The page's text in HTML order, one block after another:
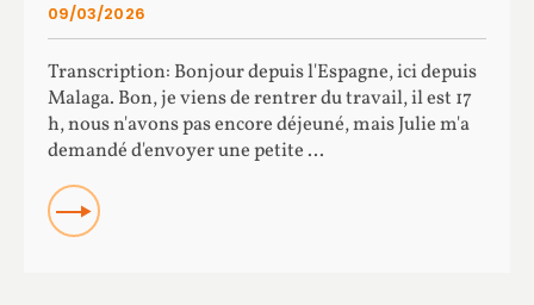
Transcription: Bonjour depuis l'Espagne, ici depuis
Malaga. Bon, je viens de rentrer du travail, il est 17
h, nous n'avons pas encore déjeuné, mais Julie m'a
demandé d'envoyer une petite ...
READ
09/03/2026